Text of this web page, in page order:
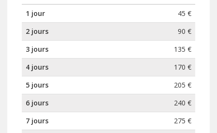
1 jour
45 €
2 jours
90 €
3 jours
135 €
4 jours
170 €
5 jours
205 €
6 jours
240 €
7 jours
275 €